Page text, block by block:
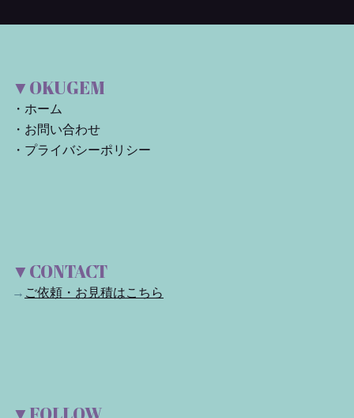
ジ
▼OKUGEM
・ ホーム
・ お問い合わせ
・ プライバシーポリシー
▼CONTACT
→ ご依頼・お見積はこちら
▼FOLLOW